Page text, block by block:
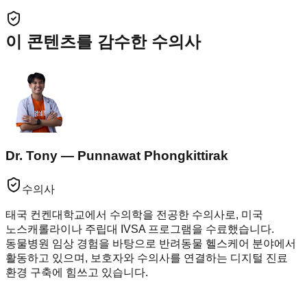
이 콘텐츠를 감수한 수의사
Dr. Tony — Punnawat Phongkittirak
수의사
태국 컨켄대학교에서 수의학을 전공한 수의사로, 미국
노스캐롤라이나 주립대 IVSA 프로그램을 수료했습니다.
동물병원 임상 경험을 바탕으로 반려동물 헬스케어 분야에서
활동하고 있으며, 보호자와 수의사를 연결하는 디지털 진료
환경 구축에 힘쓰고 있습니다.